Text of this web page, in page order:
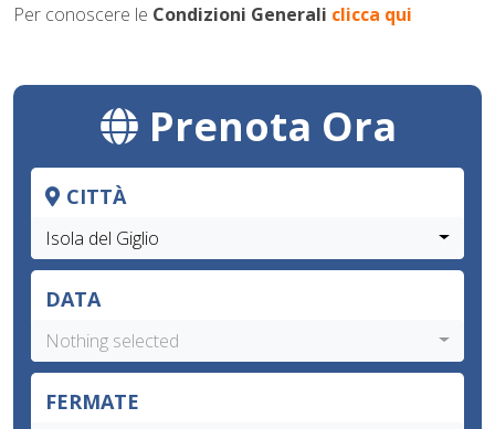
Per conoscere le Condizioni Generali clicca qui
Prenota Ora
CITTÀ
Isola del Giglio
DATA
Nothing selected
FERMATE